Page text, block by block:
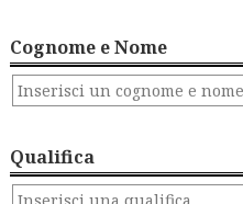
Cognome e Nome
Qualifica